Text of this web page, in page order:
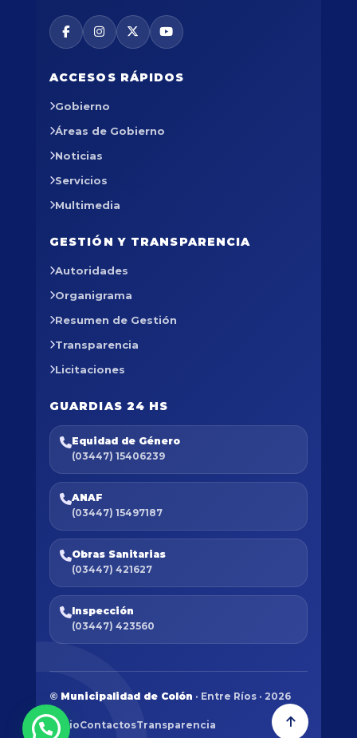
ACCESOS RÁPIDOS
Gobierno
Áreas de Gobierno
Noticias
Servicios
Multimedia
GESTIÓN Y TRANSPARENCIA
Autoridades
Organigrama
Resumen de Gestión
Transparencia
Licitaciones
GUARDIAS 24 HS
Equidad de Género
(03447) 15406239
ANAF
(03447) 15497187
Obras Sanitarias
(03447) 421627
Inspección
(03447) 423560
© Municipalidad de Colón · Entre Ríos · 2026
InicioContactosTransparencia